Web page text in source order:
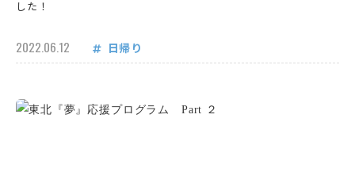
した！
2022.06.12 日帰り